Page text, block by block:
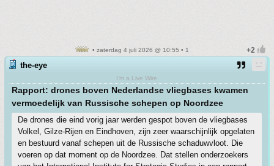
• zaterdag 4 juli 2026 @ 10:55 • 1
the-eye
I'm a Live Wire
Rapport: drones boven Nederlandse vliegbases kwamen
vermoedelijk van Russische schepen op Noordzee
De drones die eind vorig jaar werden gespot boven de vliegbases
Volkel, Gilze-Rijen en Eindhoven, zijn zeer waarschijnlijk opgelaten
en bestuurd vanaf schepen uit de Russische schaduwvloot. Die
voeren op dat moment op de Noordzee. Dat stellen onderzoekers